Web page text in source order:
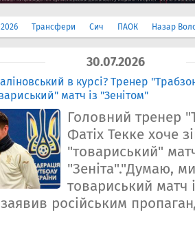
Трансфери Сич ПАОК Назар
30.07.2026
в курсі? Тренер
матч із "Зенітом"
Головний тренер
Фатіх Текке хоче
"товариський"
"Зеніта"."Думаю,
товариський матч
російським